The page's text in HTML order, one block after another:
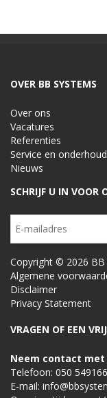
OVER BB SYSTEMS
Over ons
Vacatures
Referenties
Service en onderhoud
Nieuws
SCHRIJF U IN VOOR
Copyright © 2026 BB
Algemene
Disclaimer
Privacy Statement
VRAGEN OF EEN
Neem contact met
Telefoon: 050
E-mail: